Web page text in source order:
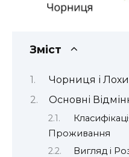
Зміст
Чорниця і
Основні
Проживання
Вигляд і